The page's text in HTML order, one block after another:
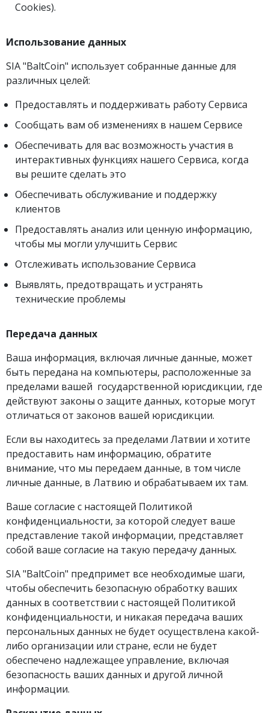
Cookies).
Использование данных
SIA "BaltCoin" использует собранные данные для
различных целей:
Предоставлять и поддерживать работу Сервиса
Сообщать вам об изменениях в нашем Сервисе
Обеспечивать для вас возможность участия в
интерактивных функциях нашего Сервиса, когда
вы решите сделать это
Обеспечивать обслуживание и поддержку
клиентов
Предоставлять анализ или ценную информацию,
чтобы мы могли улучшить Сервис
Отслеживать использование Сервиса
Выявлять, предотвращать и устранять
технические проблемы
Передача данных
Ваша информация, включая личные данные, может
быть передана на компьютеры, расположенные за
пределами вашей государственной юрисдикции, где
действуют законы о защите данных, которые могут
отличаться от законов вашей юрисдикции.
Если вы находитесь за пределами Латвии и хотите
предоставить нам информацию, обратите
внимание, что мы передаем данные, в том числе
личные данные, в Латвию и обрабатываем их там.
Ваше согласие с настоящей Политикой
конфиденциальности, за которой следует ваше
представление такой информации, представляет
собой ваше согласие на такую передачу данных.
SIA "BaltCoin" предпримет все необходимые шаги,
чтобы обеспечить безопасную обработку ваших
данных в соответствии с настоящей Политикой
конфиденциальности, и никакая передача ваших
персональных данных не будет осуществлена ​​какой-
либо организации или стране, если не будет
обеспечено надлежащее управление, включая
безопасность ваших данных и другой личной
информации.